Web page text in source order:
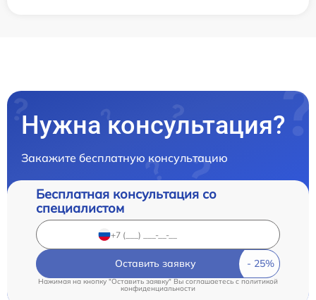
Нужна консультация?
Закажите бесплатную консультацию
Бесплатная консультация со
специалистом
Оставить заявку
Нажимая на кнопку "Оставить заявку" Вы соглашаетесь c политикой
конфиденциальности